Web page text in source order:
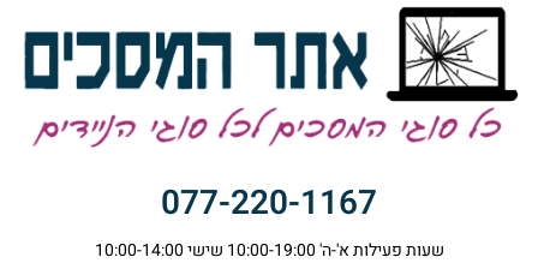
077-220-1167
שעות פעילות א'-ה' 10:00-19:00 שישי 10:00-14:00